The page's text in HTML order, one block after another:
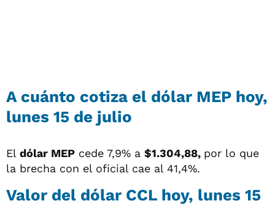
A cuánto cotiza el dólar MEP hoy,
lunes 15 de julio
El dólar MEP cede 7,9% a $1.304,88, por lo que
la brecha con el oficial cae al 41,4%.
Valor del dólar CCL hoy, lunes 15